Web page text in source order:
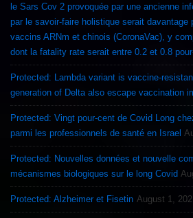
le Sars Cov 2 provoquée par une ancienne
par le savoir-faire holistique serait davantage protectrice que les
vaccins ARNm et chinois (CoronaVac), y
dont la fatality rate serait entre 0.2 et 0.8
Protected: Lambda variant is vaccine-
generation of Delta also escape vaccination
Protected: Vingt pour-cent de Covid Long
parmi les professionnels de santé en Israel
Protected: Nouvelles données et nouvelle
mécanismes biologiques sur le long Covid
Protected: Alzheimer et Fisetin August 1,